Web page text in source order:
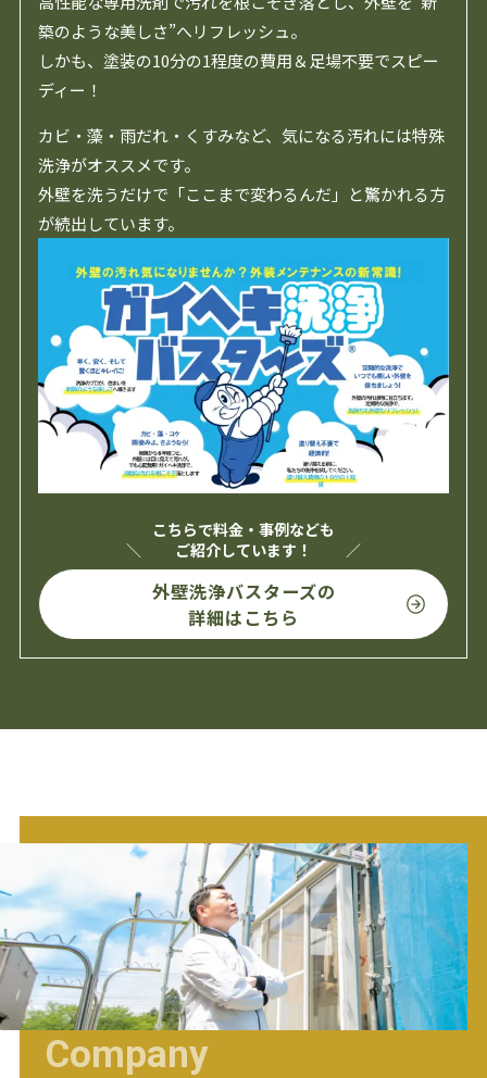
築のような美しさ”へリフレッシュ。
しかも、塗装の10分の1程度の費用＆足場不要でスピー
ディー！
カビ・藻・雨だれ・くすみなど、気になる汚れには特殊
洗浄がオススメです。
外壁を洗うだけで「ここまで変わるんだ」と驚かれる方
が続出しています。
こちらで料金・事例なども
ご紹介しています！
外壁洗浄バスターズの
詳細はこちら
Company